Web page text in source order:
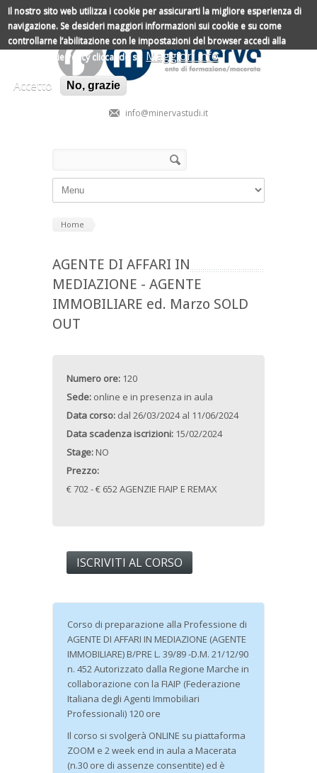
Il nostro sito web utilizza i cookie per assicurarti la migliore esperienza di
navigazione. Se desideri maggiori informazioni sui cookie e su come
controllarne l’abilitazione con le impostazioni del browser accedi alla
nostra Cookie Policy cliccando su
Maggiori info
Accetto
No, grazie
Salta al contenuto principale
info@minervastudi.it
Home
AGENTE DI AFFARI IN
MEDIAZIONE - AGENTE
IMMOBILIARE ed. Marzo SOLD
OUT
Numero ore: 120
Sede: online e in presenza in aula
Data corso: dal 26/03/2024al 11/06/2024
Data scadenza iscrizioni: 15/02/2024
Stage: NO
Prezzo:
€ 702 - € 652 AGENZIE FIAIP E REMAX
ISCRIVITI AL CORSO
Corso di preparazione alla Professione di
AGENTE DI AFFARI IN MEDIAZIONE (AGENTE
IMMOBILIARE) B/PRE L. 39/89 -D.M. 21/12/90
n. 452 Autorizzato dalla Regione Marche in
collaborazione con la FIAIP (Federazione
Italiana degli Agenti Immobiliari
Professionali) 120 ore
Il corso si svolgerà ONLINE su piattaforma
ZOOM e 2 week end in aula a Macerata
(n.30 ore di assenze consentite) ed è